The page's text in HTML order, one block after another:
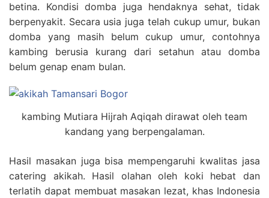
betina. Kondisi domba juga hendaknya sehat, tidak
berpenyakit. Secara usia juga telah cukup umur, bukan
domba yang masih belum cukup umur, contohnya
kambing berusia kurang dari setahun atau domba
belum genap enam bulan.
kambing Mutiara Hijrah Aqiqah dirawat oleh team
kandang yang berpengalaman.
Hasil masakan juga bisa mempengaruhi kwalitas jasa
catering akikah. Hasil olahan oleh koki hebat dan
terlatih dapat membuat masakan lezat, khas Indonesia